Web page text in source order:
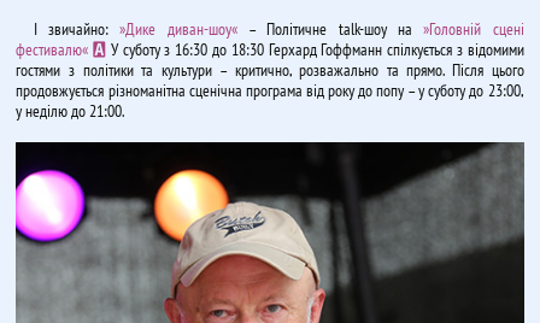
І звичайно:»Дике диван-шоу«– Політичне talk-шоу на»Головній сцені
фестивалю«A У суботу з 16:30 до 18:30 Герхард Гоффманн спілкується з відомими
гостями з політики та культури – критично, розважально та прямо. Після цього
продовжується різноманітна сценічна програма від року до попу – у суботу до 23:00,
у неділю до 21:00.